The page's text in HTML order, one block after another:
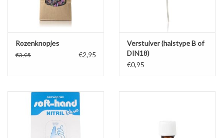
Rozenknopjes
€3,95 €2,95
Verstuiver (halstype B of
DIN18)
€0,95